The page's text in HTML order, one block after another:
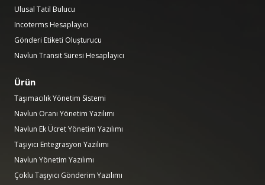
Ulusal Tatil Bulucu
Incoterms Hesaplayıcı
Gönderi Etiketi Oluşturucu
Navlun Transit Süresi Hesaplayıcı
Ürün
Taşımacılık Yönetim Sistemi
Navlun Oranı Yönetim Yazılımı
Navlun Ek Ücret Yönetim Yazılımı
Taşıyıcı Entegrasyon Yazılımı
Navlun Yönetim Yazılımı
Çoklu Taşıyıcı Gönderim Yazılımı